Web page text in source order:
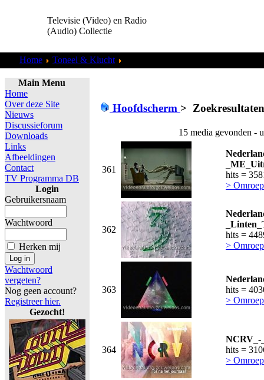
Televisie (Video) en Radio
(Audio) Collectie
Home Toneel & Klucht
Main Menu
Home
Over deze Site
Nieuws
Discussieforum
Downloads
Links
Afbeeldingen
Contact
TV Programma DB
Login
Gebruikersnaam
Wachtwoord
Herken mij
Wachtwoord
vergeten?
Nog geen account?
Registreer hier.
Gezocht!
Hoofdscherm >
15 media gevonden -
361
hits =
>
362
hits =
>
363
hits =
>
364
NCRV_-
hits =
>